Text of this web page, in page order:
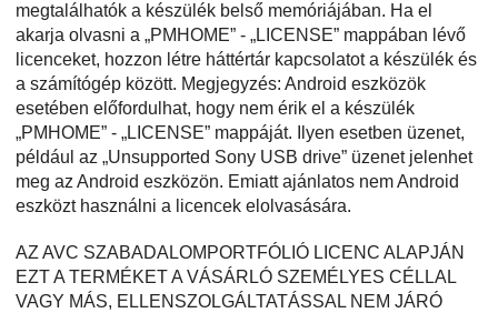
megtalálhatók a készülék belső memóriájában. Ha el
akarja olvasni a „PMHOME” - „LICENSE” mappában lévő
licenceket, hozzon létre háttértár kapcsolatot a készülék és
a számítógép között. Megjegyzés: Android eszközök
esetében előfordulhat, hogy nem érik el a készülék
„PMHOME” - „LICENSE” mappáját. Ilyen esetben üzenet,
például az „Unsupported Sony USB drive” üzenet jelenhet
meg az Android eszközön. Emiatt ajánlatos nem Android
eszközt használni a licencek elolvasására.
AZ AVC SZABADALOMPORTFÓLIÓ LICENC ALAPJÁN
EZT A TERMÉKET A VÁSÁRLÓ SZEMÉLYES CÉLLAL
VAGY MÁS, ELLENSZOLGÁLTATÁSSAL NEM JÁRÓ